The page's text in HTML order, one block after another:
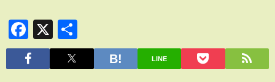
Facebook
X
有
LINE